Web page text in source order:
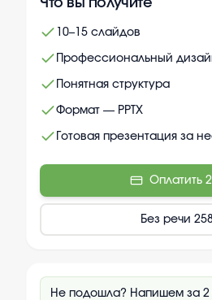
Что вы получите
10–15 слайдов
Профессиональный
Понятная структура
Формат — PPTX
Готовая презентация за
Оплатить
Без речи
Не подошла? Напишем за 2